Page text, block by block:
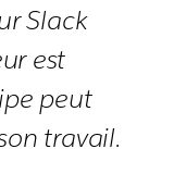
Slack
est
peut
travail.